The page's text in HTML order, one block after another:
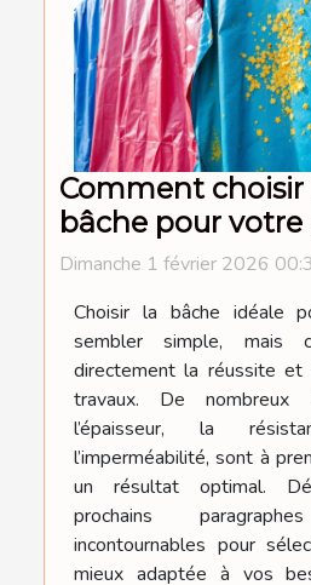
Comment
bâche pour
Dimanche 1 février 2026
Choisir la bâche idéale
sembler simple, mais
directement la réussite
travaux. De
l’épaisseur, la
l’imperméabilité, sont à
un résultat optimal.
prochains
incontournables pour
mieux adaptée à vos